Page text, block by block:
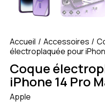
Accueil Accessoires
électroplaquée pour
Coque
iPhone 14 Pro
Apple